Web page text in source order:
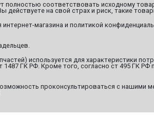
соответствовать исходному
на свой страх и риск, такие
магазина и политикой
используется для характеристики
ГК РФ. Кроме того, согласно ст 495 ГК РФ
проконсультироваться с нашими